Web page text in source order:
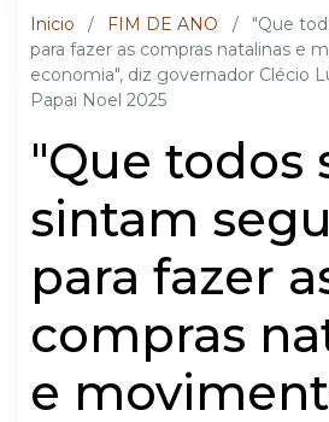
Inicio / FIM DE ANO /
"Que
para fazer as compras natalinas e
economia", diz governador Clécio
Papai Noel 2025
"Que todos
sintam
para fazer
compras
e